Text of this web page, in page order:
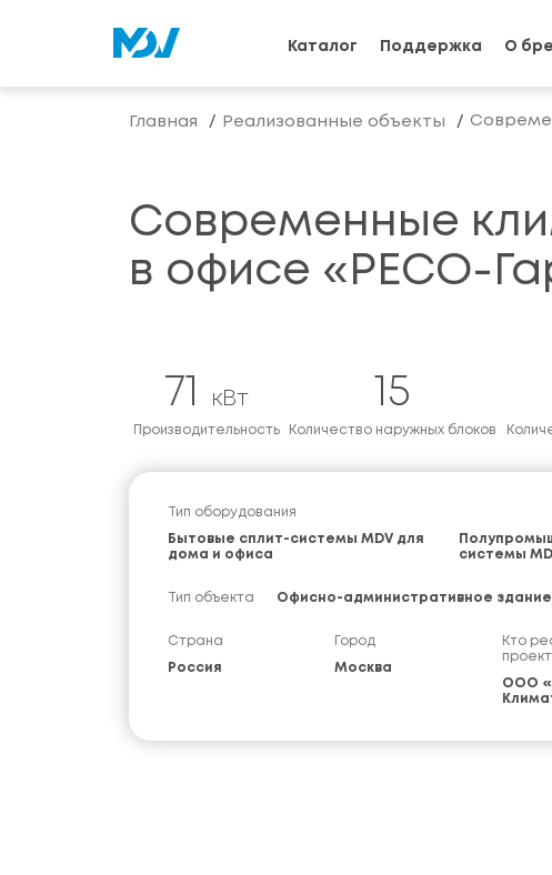
Каталог Поддержка О
Главная Реализованные объекты
Современные
в офисе «РЕСО-
71 кВт
Производительность
15
Количество наружных блоков
Тип оборудования
Бытовые сплит-системы MDV для
дома и офиса
системы
Тип объекта Офисно-административное здание
Страна
Россия
Город
Москва
Кто
проект
ООО